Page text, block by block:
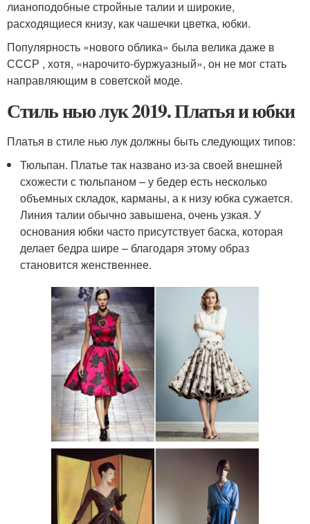
лианоподобные стройные талии и широкие,
расходящиеся книзу, как чашечки цветка, юбки.
Популярность «нового облика» была велика даже в
СССР , хотя, «нарочито-буржуазный», он не мог стать
направляющим в советской моде.
Стиль нью лук 2019. Платья и юбки
Платья в стиле нью лук должны быть следующих типов:
Тюльпан. Платье так названо из-за своей внешней
схожести с тюльпаном – у бедер есть несколько
объемных складок, карманы, а к низу юбка сужается.
Линия талии обычно завышена, очень узкая. У
основания юбки часто присутствует баска, которая
делает бедра шире – благодаря этому образ
становится женственнее.